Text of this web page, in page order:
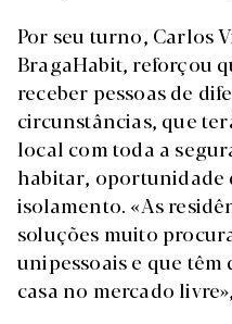
Por seu turno, Carlos
BragaHabit, reforçou
receber pessoas de
circunstâncias, que
local com toda a
habitar, oportunidade
isolamento. «As
soluções muito
unipessoais e que
casa no mercado